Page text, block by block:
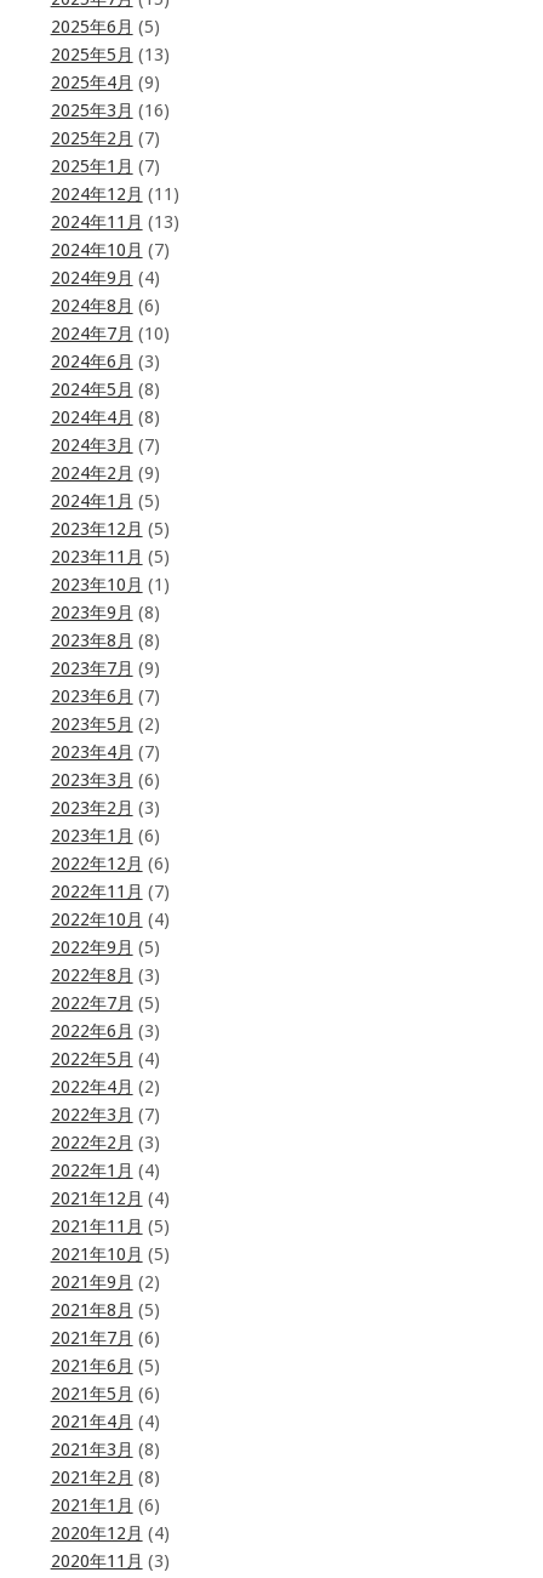
2025年6月 (5)
2025年5月 (13)
2025年4月 (9)
2025年3月 (16)
2025年2月 (7)
2025年1月 (7)
2024年12月 (11)
2024年11月 (13)
2024年10月 (7)
2024年9月 (4)
2024年8月 (6)
2024年7月 (10)
2024年6月 (3)
2024年5月 (8)
2024年4月 (8)
2024年3月 (7)
2024年2月 (9)
2024年1月 (5)
2023年12月 (5)
2023年11月 (5)
2023年10月 (1)
2023年9月 (8)
2023年8月 (8)
2023年7月 (9)
2023年6月 (7)
2023年5月 (2)
2023年4月 (7)
2023年3月 (6)
2023年2月 (3)
2023年1月 (6)
2022年12月 (6)
2022年11月 (7)
2022年10月 (4)
2022年9月 (5)
2022年8月 (3)
2022年7月 (5)
2022年6月 (3)
2022年5月 (4)
2022年4月 (2)
2022年3月 (7)
2022年2月 (3)
2022年1月 (4)
2021年12月 (4)
2021年11月 (5)
2021年10月 (5)
2021年9月 (2)
2021年8月 (5)
2021年7月 (6)
2021年6月 (5)
2021年5月 (6)
2021年4月 (4)
2021年3月 (8)
2021年2月 (8)
2021年1月 (6)
2020年12月 (4)
2020年11月 (3)